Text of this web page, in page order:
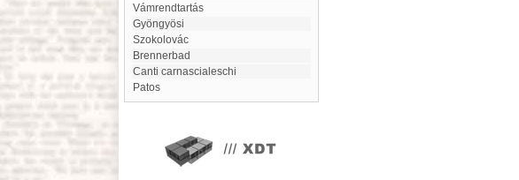
Vámrendtartás
Gyöngyösi
Szokolovác
Brennerbad
canti carnascialeschi
Patos